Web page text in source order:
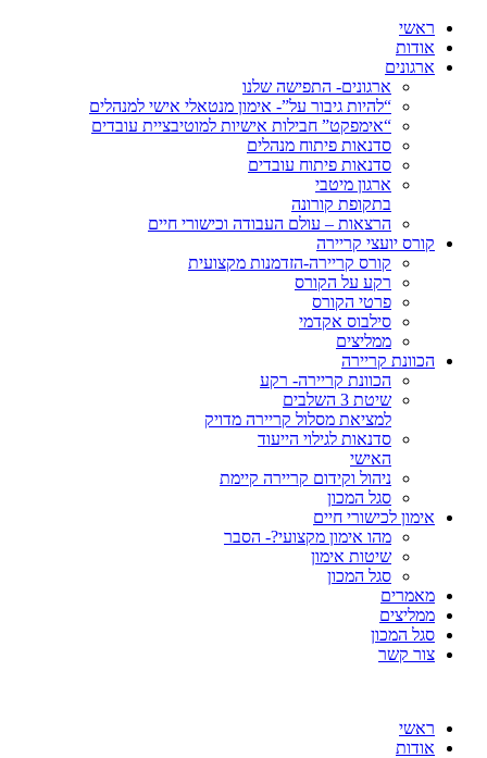
ראשי
אודות
ארגונים
ארגונים- התפישה שלנו
“להיות גיבור על”- אימון מנטאלי אישי למנהלים
“אימפקט” חבילות אישיות למוטיבציית עובדים
סדנאות פיתוח מנהלים
סדנאות פיתוח עובדים
ארגון מיטבי
בתקופת קורונה
הרצאות – עולם העבודה וכישורי חיים
קורס יועצי קריירה
קורס קריירה-הזדמנות מקצועית
רקע על הקורס
פרטי הקורס
סילבוס אקדמי
ממליצים
הכוונת קריירה
הכוונת קריירה- רקע
שיטת 3 השלבים
למציאת מסלול קריירה מדויק
סדנאות לגילוי הייעוד
האישי
ניהול וקידום קריירה קיימת
סגל המכון
אימון לכישורי חיים
מהו אימון מקצועי?- הסבר
שיטות אימון
סגל המכון
מאמרים
ממליצים
סגל המכון
צור קשר
ראשי
אודות